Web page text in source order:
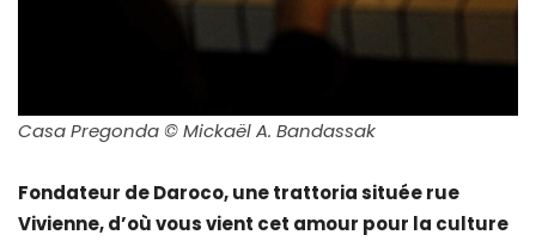
Casa Pregonda © Mickaël A. Bandassak
Fondateur de Daroco, une trattoria située rue
Vivienne, d’où vous vient cet amour pour la culture